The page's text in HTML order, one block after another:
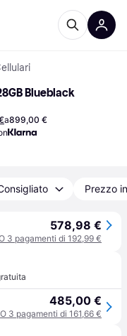
Blueblack
a899,00 €
Prezzo
578,98 €
3 pagamenti di 192,99 €
485,00 €
O 3 pagamenti di 161,66 €